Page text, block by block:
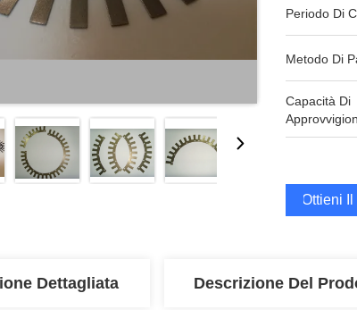
Periodo Di
Metodo Di
Capacità Di
Ottieni
Dettagliata Descrizione Del